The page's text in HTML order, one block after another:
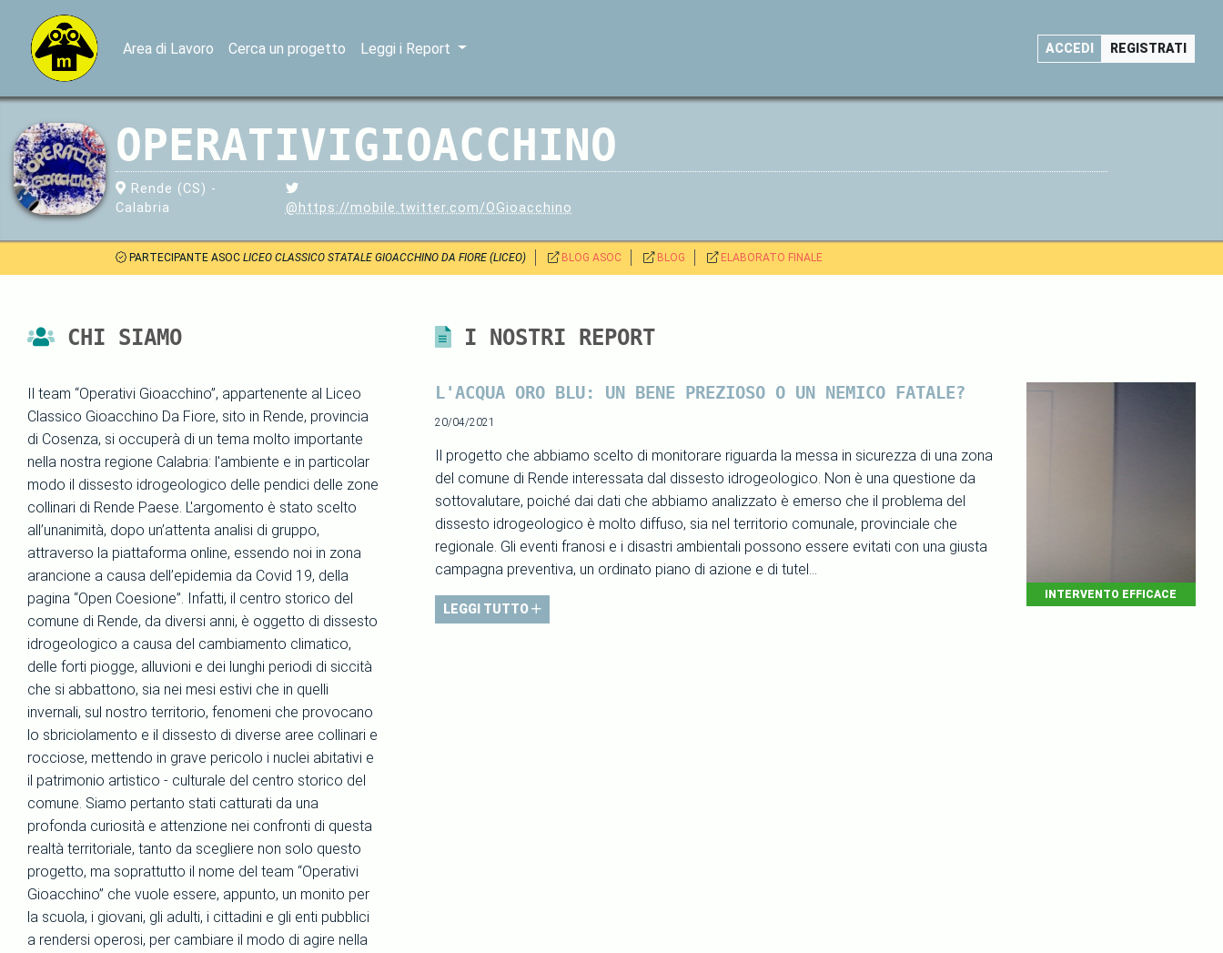
Area di Lavoro Cerca un progetto Leggi i Report ACCEDI REGISTRATI
OPERATIVIGIOACCHINO
Rende (CS) -
Calabria
@https://mobile.twitter.com/OGioacchino
PARTECIPANTE ASOC LICEO CLASSICO STATALE GIOACCHINO DA FIORE (LICEO) BLOG ASOC BLOG ELABORATO FINALE
CHI SIAMO
Il team “Operativi Gioacchino”, appartenente al Liceo
Classico Gioacchino Da Fiore, sito in Rende, provincia
di Cosenza, si occuperà di un tema molto importante
nella nostra regione Calabria: l'ambiente e in particolar
modo il dissesto idrogeologico delle pendici delle zone
collinari di Rende Paese. L'argomento è stato scelto
all’unanimità, dopo un’attenta analisi di gruppo,
attraverso la piattaforma online, essendo noi in zona
arancione a causa dell’epidemia da Covid 19, della
pagina “Open Coesione”. Infatti, il centro storico del
comune di Rende, da diversi anni, è oggetto di dissesto
idrogeologico a causa del cambiamento climatico,
delle forti piogge, alluvioni e dei lunghi periodi di siccità
che si abbattono, sia nei mesi estivi che in quelli
invernali, sul nostro territorio, fenomeni che provocano
lo sbriciolamento e il dissesto di diverse aree collinari e
rocciose, mettendo in grave pericolo i nuclei abitativi e
il patrimonio artistico - culturale del centro storico del
comune. Siamo pertanto stati catturati da una
profonda curiosità e attenzione nei confronti di questa
realtà territoriale, tanto da scegliere non solo questo
progetto, ma soprattutto il nome del team “Operativi
Gioacchino” che vuole essere, appunto, un monito per
la scuola, i giovani, gli adulti, i cittadini e gli enti pubblici
a rendersi operosi, per cambiare il modo di agire nella
I NOSTRI REPORT
L'ACQUA ORO BLU: UN BENE PREZIOSO O UN NEMICO FATALE?
20/04/2021
Il progetto che abbiamo scelto di monitorare riguarda la messa in sicurezza di una zona
del comune di Rende interessata dal dissesto idrogeologico. Non è una questione da
sottovalutare, poiché dai dati che abbiamo analizzato è emerso che il problema del
dissesto idrogeologico è molto diffuso, sia nel territorio comunale, provinciale che
regionale. Gli eventi franosi e i disastri ambientali possono essere evitati con una giusta
campagna preventiva, un ordinato piano di azione e di tutel...
LEGGI TUTTO
INTERVENTO EFFICACE